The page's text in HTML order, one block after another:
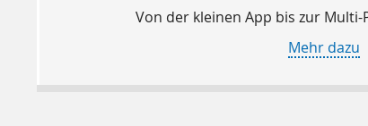
Von der kleinen App bis zur
Mehr dazu